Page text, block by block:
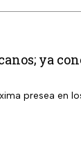
ya
presea en